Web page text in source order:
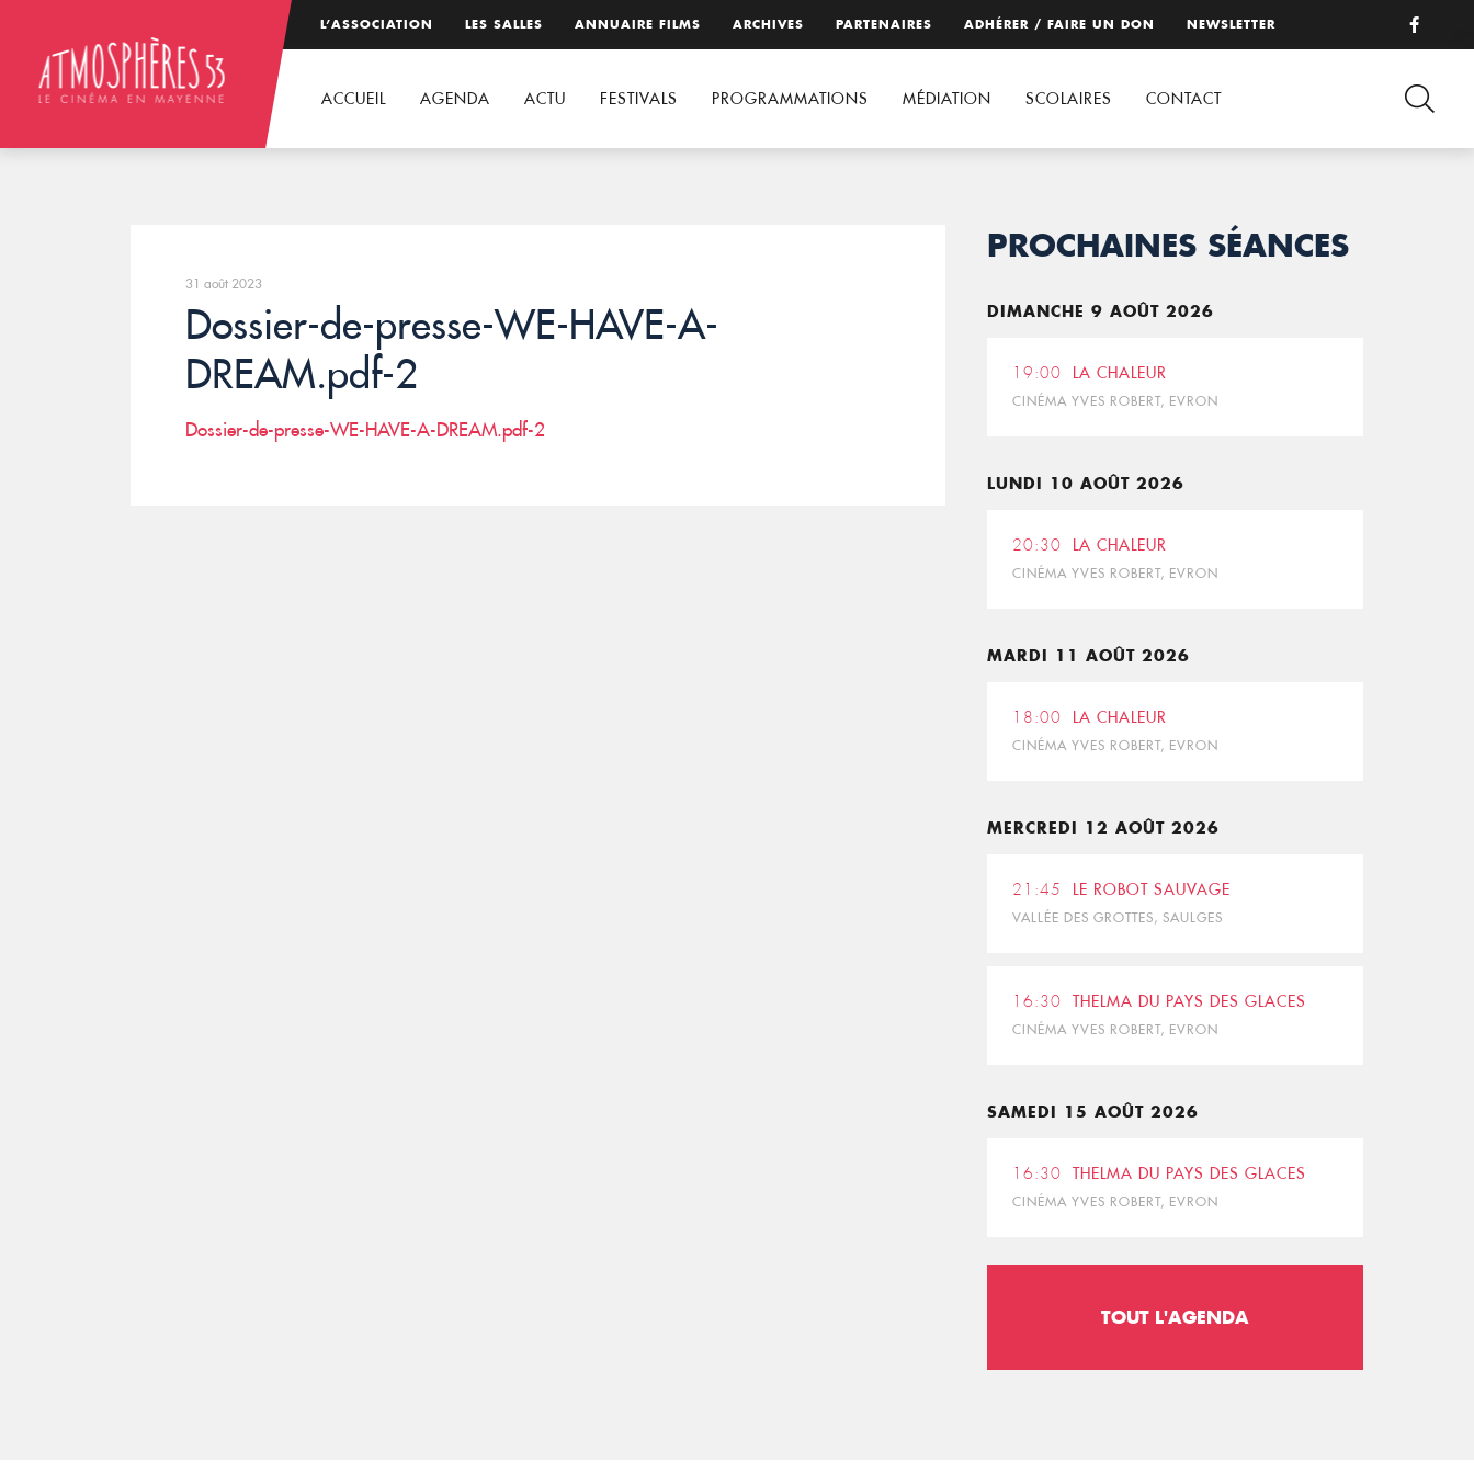
L’ASSOCIATION LES SALLES ANNUAIRE FILMS ARCHIVES PARTENAIRES ADHÉRER / FAIRE UN DON NEWSLETTER
ACCUEIL AGENDA ACTU FESTIVALS PROGRAMMATIONS MÉDIATION SCOLAIRES CONTACT
31 août 2023
Dossier-de-presse-WE-HAVE-A-
DREAM.pdf-2
Dossier-de-presse-WE-HAVE-A-DREAM.pdf-2
PROCHAINES SÉANCES
DIMANCHE 9 AOÛT 2026
19:00 LA CHALEUR
CINÉMA YVES ROBERT, EVRON
LUNDI 10 AOÛT 2026
20:30 LA CHALEUR
CINÉMA YVES ROBERT, EVRON
MARDI 11 AOÛT 2026
18:00 LA CHALEUR
CINÉMA YVES ROBERT, EVRON
MERCREDI 12 AOÛT 2026
21:45 LE ROBOT SAUVAGE
VALLÉE DES GROTTES, SAULGES
16:30 THELMA DU PAYS DES GLACES
CINÉMA YVES ROBERT, EVRON
SAMEDI 15 AOÛT 2026
16:30 THELMA DU PAYS DES GLACES
CINÉMA YVES ROBERT, EVRON
TOUT L'AGENDA